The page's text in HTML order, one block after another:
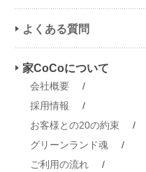
よくある質問
家CoCoについて
会社概要
/
採用情報
/
お客様との20の約束
/
グリーンランド魂
/
ご利用の流れ
/